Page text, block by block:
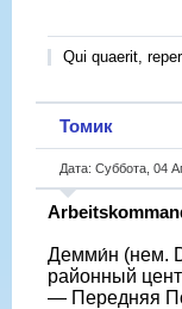
Qui quaerit,
Томик
Дата: Суббота, 04
Демми́н (нем.
районный
— Передняя